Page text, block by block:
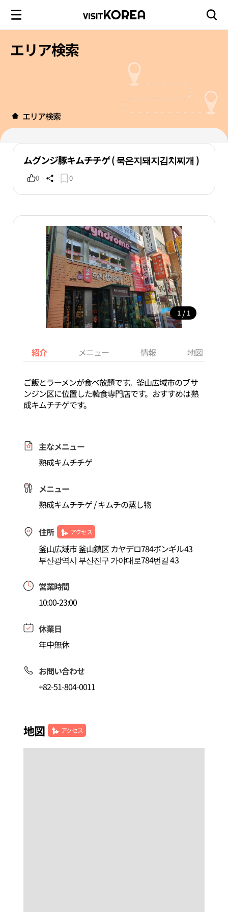
エリア検索
エリア検索
ムグンジ豚キムチチゲ ( 묵은지돼지김치찌개 )
0 0
1 / 1
紹介 メニュー 情報 地図
ご飯とラーメンが食べ放題です。釜山広域市のブサ
ンジン区に位置した韓食専門店です。おすすめは熟
成キムチチゲです。
主なメニュー
熟成キムチチゲ
メニュー
熟成キムチチゲ / キムチの蒸し物
住所 アクセス
釜山広域市 釜山鎮区 カヤデロ784ボンギル43
부산광역시 부산진구 가야대로784번길 43
営業時間
10:00-23:00
休業日
年中無休
お問い合わせ
+82-51-804-0011
地図 アクセス